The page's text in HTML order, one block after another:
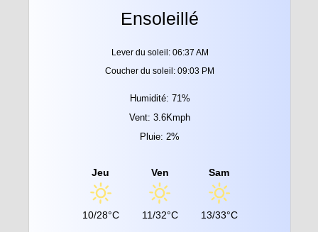
Ensoleillé
Lever du soleil: 06:37 AM
Coucher du soleil: 09:03 PM
Humidité: 71%
Vent: 3.6Kmph
Pluie: 2%
Jeu
10/28°C
Ven
11/32°C
Sam
13/33°C